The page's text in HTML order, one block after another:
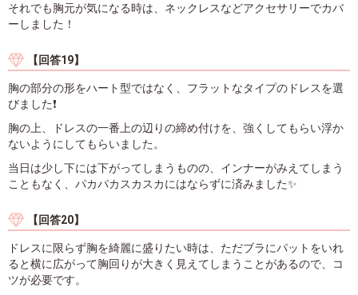
それでも胸元が気になる時は、ネックレスなどアクセサリーでカバ
ーしました！
【回答19】
胸の部分の形をハート型ではなく、フラットなタイプのドレスを選
びました❗
胸の上、ドレスの一番上の辺りの締め付けを、強くしてもらい浮か
ないようにしてもらいました。
当日は少し下には下がってしまうものの、インナーがみえてしまう
こともなく、パカパカスカスカにはならずに済みました✨
【回答20】
ドレスに限らず胸を綺麗に盛りたい時は、ただブラにパットをいれ
ると横に広がって胸回りが大きく見えてしまうことがあるので、コ
ツが必要です。